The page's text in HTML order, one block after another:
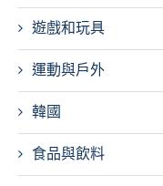
遊戲和玩具
運動與戶外
韓國
食品與飲料